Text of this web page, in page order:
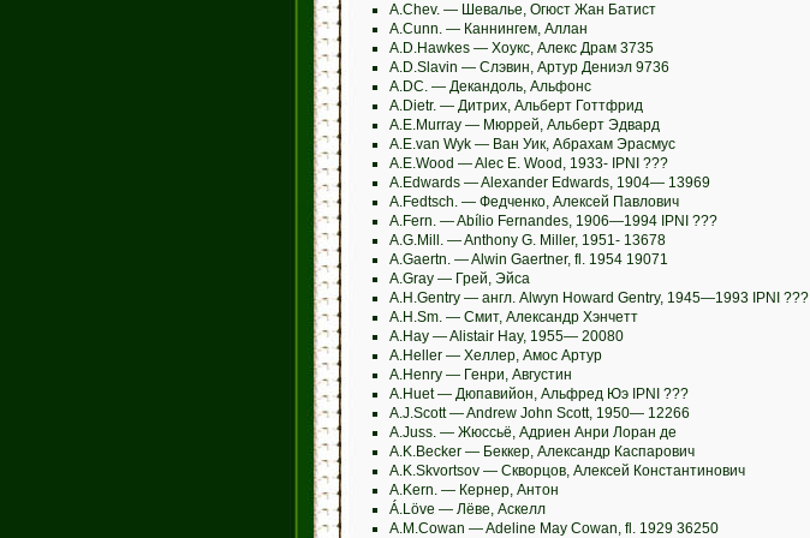
A.Chev. — Шевалье, Огюст Жан Батист
A.Cunn. — Каннингем, Аллан
A.D.Hawkes — Хоукс, Алекс Драм 3735
A.D.Slavin — Слэвин, Артур Дениэл 9736
A.DC. — Декандоль, Альфонс
A.Dietr. — Дитрих, Альберт Готтфрид
A.E.Murray — Мюррей, Альберт Эдвард
A.E.van Wyk — Ван Уик, Абрахам Эрасмус
A.E.Wood — Alec E. Wood, 1933- IPNI ???
A.Edwards — Alexander Edwards, 1904— 13969
A.Fedtsch. — Федченко, Алексей Павлович
A.Fern. — Abílio Fernandes, 1906—1994 IPNI ???
A.G.Mill. — Anthony G. Miller, 1951- 13678
A.Gaertn. — Alwin Gaertner, fl. 1954 19071
A.Gray — Грей, Эйса
A.H.Gentry — англ. Alwyn Howard Gentry, 1945—1993 IPNI ???
A.H.Sm. — Смит, Александр Хэнчетт
A.Hay — Alistair Hay, 1955— 20080
A.Heller — Хеллер, Амос Артур
A.Henry — Генри, Августин
A.Huet — Дюпавийон, Альфред Юэ IPNI ???
A.J.Scott — Andrew John Scott, 1950— 12266
A.Juss. — Жюссьё, Адриен Анри Лоран де
A.K.Becker — Беккер, Александр Каспарович
A.K.Skvortsov — Скворцов, Алексей Константинович
A.Kern. — Кернер, Антон
Á.Löve — Лёве, Аскелл
A.M.Cowan — Adeline May Cowan, fl. 1929 36250